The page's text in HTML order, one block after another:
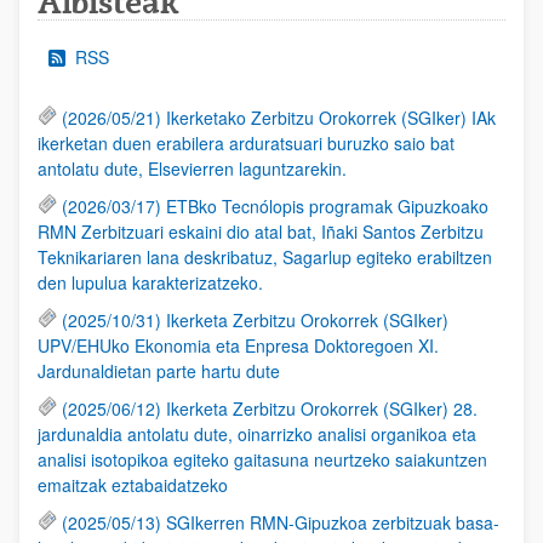
RSS
(2026/05/21) Ikerketako Zerbitzu Orokorrek (SGIker) IAk
ikerketan duen erabilera arduratsuari buruzko saio bat
antolatu dute, Elsevierren laguntzarekin.
(2026/03/17) ETBko Tecnólopis programak Gipuzkoako
RMN Zerbitzuari eskaini dio atal bat, Iñaki Santos Zerbitzu
Teknikariaren lana deskribatuz, Sagarlup egiteko erabiltzen
den lupulua karakterizatzeko.
(2025/10/31) Ikerketa Zerbitzu Orokorrek (SGIker)
UPV/EHUko Ekonomia eta Enpresa Doktoregoen XI.
Jardunaldietan parte hartu dute
(2025/06/12) Ikerketa Zerbitzu Orokorrek (SGIker) 28.
jardunaldia antolatu dute, oinarrizko analisi organikoa eta
analisi isotopikoa egiteko gaitasuna neurtzeko saiakuntzen
emaitzak eztabaidatzeko
(2025/05/13) SGIkerren RMN-Gipuzkoa zerbitzuak basa-